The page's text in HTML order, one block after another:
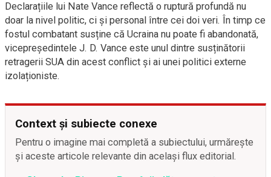
Declarațiile lui Nate Vance reflectă o ruptură profundă nu
doar la nivel politic, ci și personal între cei doi veri. În timp ce
fostul combatant susține că Ucraina nu poate fi abandonată,
vicepreședintele J. D. Vance este unul dintre susținătorii
retragerii SUA din acest conflict și ai unei politici externe
izolaționiste.
Context și subiecte conexe
Pentru o imagine mai completă a subiectului, urmărește
și aceste articole relevante din același flux editorial.